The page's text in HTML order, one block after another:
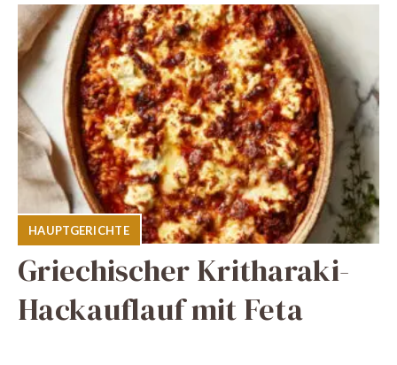
HAUPTGERICHTE
Griechischer Kritharaki-
Hackauflauf mit Feta